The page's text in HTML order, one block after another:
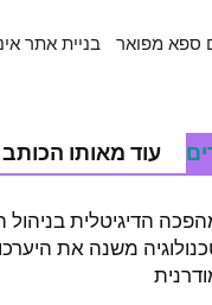
ספא מפואר
בניית אתר
עוד מאותו הכותב
הדיגיטלית בניהול
משנה את